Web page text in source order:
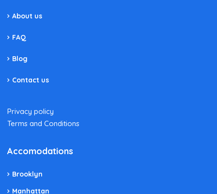
About us
FAQ
Blog
Contact us
Privacy policy
Terms and Conditions
Accomodations
Brooklyn
Manhattan